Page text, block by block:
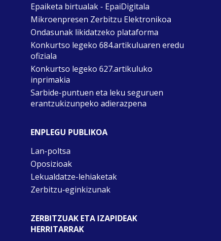
Epaiketa birtualak - EpaiDigitala
Mikroenpresen Zerbitzu Elektronikoa
Ondasunak likidatzeko plataforma
Konkurtso legeko 684.artikuluaren eredu
ofiziala
Konkurtso legeko 627.artikuluko
inprimakia
Sarbide-puntuen eta leku seguruen
erantzukizunpeko adierazpena
ENPLEGU PUBLIKOA
Lan-poltsa
Oposizioak
Lekualdatze-lehiaketak
Zerbitzu-eginkizunak
ZERBITZUAK ETA IZAPIDEAK
HERRITARRAK